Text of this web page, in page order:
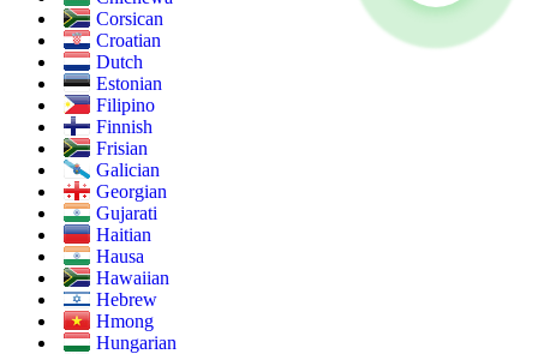
Corsican
Croatian
Dutch
Estonian
Filipino
Finnish
Frisian
Galician
Georgian
Gujarati
Haitian
Hausa
Hawaiian
Hebrew
Hmong
Hungarian